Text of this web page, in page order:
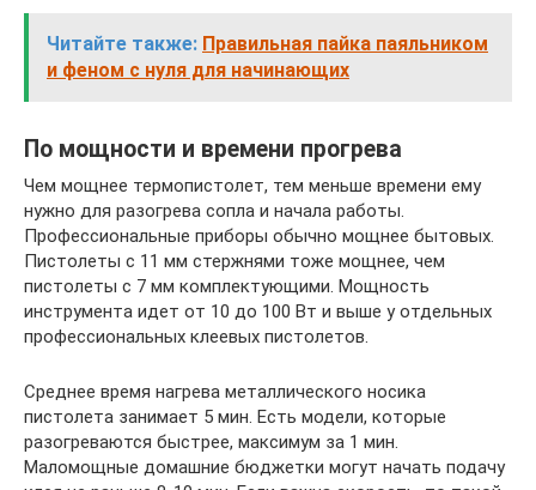
Читайте также: Правильная пайка паяльником
и феном с нуля для начинающих
По мощности и времени прогрева
Чем мощнее термопистолет, тем меньше времени ему
нужно для разогрева сопла и начала работы.
Профессиональные приборы обычно мощнее бытовых.
Пистолеты с 11 мм стержнями тоже мощнее, чем
пистолеты с 7 мм комплектующими. Мощность
инструмента идет от 10 до 100 Вт и выше у отдельных
профессиональных клеевых пистолетов.
Среднее время нагрева металлического носика
пистолета занимает 5 мин. Есть модели, которые
разогреваются быстрее, максимум за 1 мин.
Маломощные домашние бюджетки могут начать подачу